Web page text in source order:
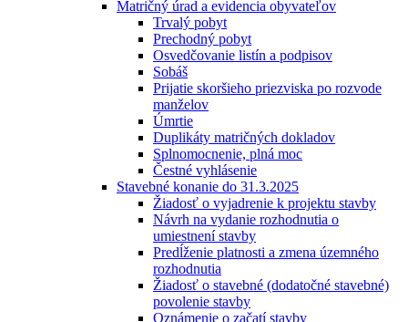
Matričný úrad a evidencia obyvateľov
Trvalý pobyt
Prechodný pobyt
Osvedčovanie listín a podpisov
Sobáš
Prijatie skoršieho priezviska po rozvode
manželov
Úmrtie
Duplikáty matričných dokladov
Splnomocnenie, plná moc
Čestné vyhlásenie
Stavebné konanie do 31.3.2025
Žiadosť o vyjadrenie k projektu stavby
Návrh na vydanie rozhodnutia o
umiestnení stavby
Predĺženie platnosti a zmena územného
rozhodnutia
Žiadosť o stavebné (dodatočné stavebné)
povolenie stavby
Oznámenie o začatí stavby